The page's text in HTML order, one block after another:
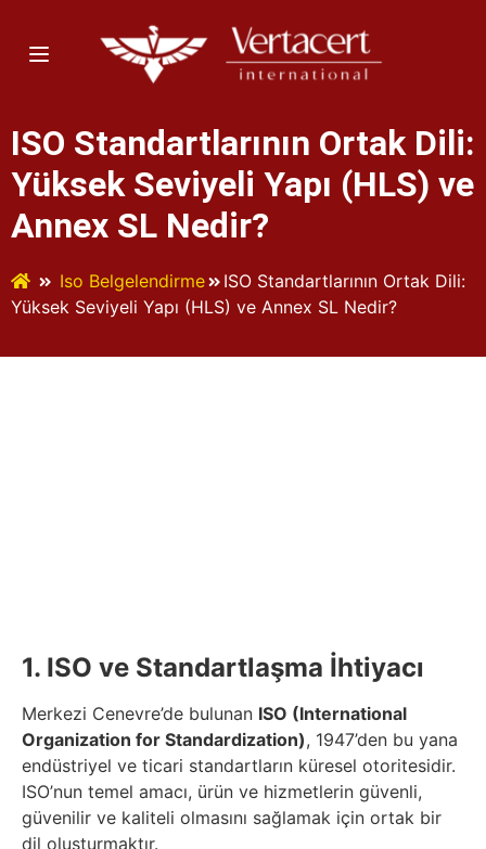
ISO Standartlarının Ortak Dili:
Yüksek Seviyeli Yapı (HLS) ve
Annex SL Nedir?
Iso Belgelendirme
ISO Standartlarının Ortak Dili:
Yüksek Seviyeli Yapı (HLS) ve Annex SL Nedir?
1. ISO ve Standartlaşma İhtiyacı
Merkezi Cenevre’de bulunan ISO (International
Organization for Standardization), 1947’den bu yana
endüstriyel ve ticari standartların küresel otoritesidir.
ISO’nun temel amacı, ürün ve hizmetlerin güvenli,
güvenilir ve kaliteli olmasını sağlamak için ortak bir
dil oluşturmaktır.